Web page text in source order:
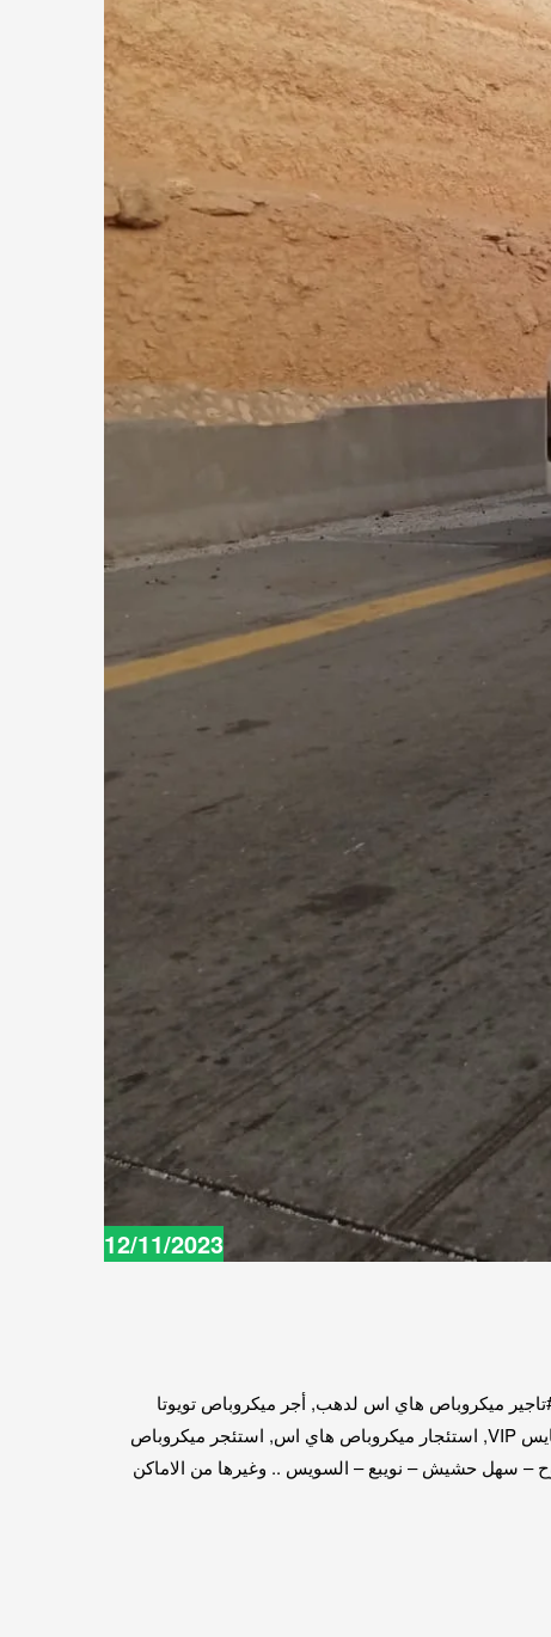
12/11/2023
ميكروباص هاي اس لدهب, أجر ميكروباص تويوتا
للغردقة, اجر ميكروباص تويوتا هايس, ارخص ايجار ميكروباص في مصر, ارخص ميكروباص سياحي للرحلات الصيف, استئجار تويوتا هايس VIP, استئجار ميكروباص هاي اس, استئجر ميكروباص
– سهل حشيش – نويبع – السويس .. وغيرها من الاماكن